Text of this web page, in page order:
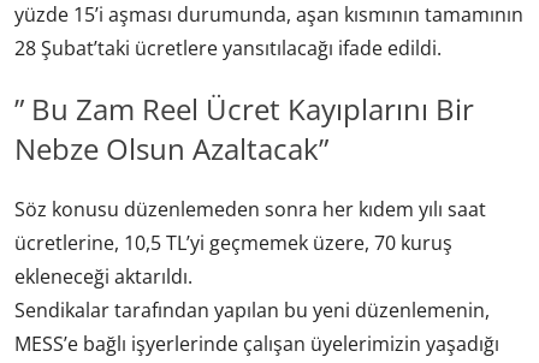
yüzde 15’i aşması durumunda, aşan kısmının tamamının
28 Şubat’taki ücretlere yansıtılacağı ifade edildi.
” Bu Zam Reel Ücret Kayıplarını Bir
Nebze Olsun Azaltacak”
Söz konusu düzenlemeden sonra her kıdem yılı saat
ücretlerine, 10,5 TL’yi geçmemek üzere, 70 kuruş
ekleneceği aktarıldı.
Sendikalar tarafından yapılan bu yeni düzenlemenin,
MESS’e bağlı işyerlerinde çalışan üyelerimizin yaşadığı